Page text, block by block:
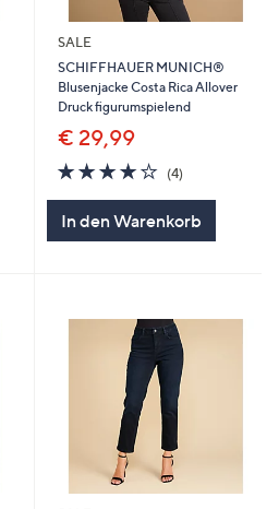
SALE
SCHIFFHAUER MUNICH®
Blusenjacke Costa Rica Allover
Druck figurumspielend
€ 29,99
3.8
von
(4)4
In den Warenkorb